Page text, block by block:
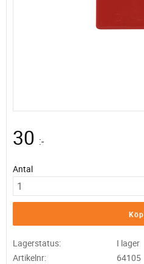
30 :-
Antal
Köp
Lagerstatus
I lager
Artikelnr
64105